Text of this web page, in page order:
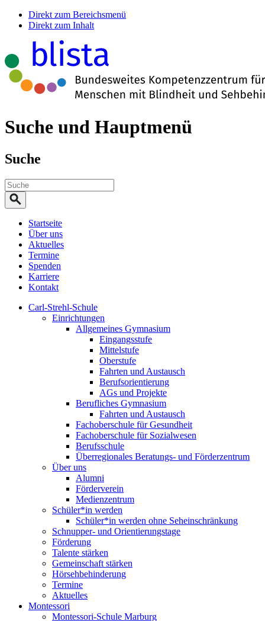
Direkt zum Bereichsmenü
Direkt zum Inhalt
Suche und Hauptmenü
Suche
Startseite
Über uns
Aktuelles
Termine
Spenden
Karriere
Kontakt
Carl-Strehl-Schule
Einrichtungen
Allgemeines Gymnasium
Eingangsstufe
Mittelstufe
Oberstufe
Fahrten und Austausch
Berufsorientierung
AGs und Projekte
Berufliches Gymnasium
Fahrten und Austausch
Fachoberschule für Gesundheit
Fachoberschule für Sozialwesen
Berufsschule
Überregionales Beratungs- und Förderzentrum
Über uns
Alumni
Förderverein
Medienzentrum
Schüler*in werden
Schüler*in werden ohne Seheinschränkung
Schnupper- und Orientierungstage
Förderung
Talente stärken
Gemeinschaft stärken
Hörsehbehinderung
Termine
Aktuelles
Montessori
Montessori-Schule Marburg